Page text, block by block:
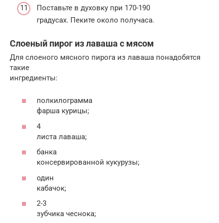
Поставьте в духовку при 170-190
градусах. Пеките около получаса.
Слоеный пирог из лаваша с мясом
Для слоеного мясного пирога из лаваша понадобятся
такие
ингредиенты:
полкилограмма
фарша курицы;
4
листа лаваша;
банка
консервированной кукурузы;
один
кабачок;
2-3
зубчика чеснока;